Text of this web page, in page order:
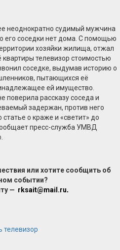
неоднократно судимый мужчина
его соседки нет дома. С помощью
хозяйки жилища, отжал
квартиры телевизор стоимостью
соседке, выдумав историю о
пытающихся её
ей имущество.
рассказу соседа и
задержан, против него
о краже и «светит» до
пресс-служба УМВД
или хотите сообщить об
событии?
— rksait@mail.ru.
телевизор